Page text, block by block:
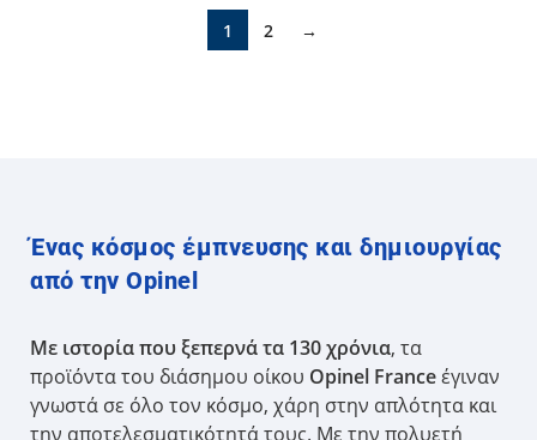
1 2 →
Ένας κόσμος έμπνευσης και δημιουργίας
από την Opinel
Με ιστορία που ξεπερνά τα 130 χρόνια, τα
προϊόντα του διάσημου οίκου Opinel Franceέγιναν
γνωστά σε όλο τον κόσμο, χάρη στην απλότητα και
την αποτελεσματικότητά τους. Με την πολυετή